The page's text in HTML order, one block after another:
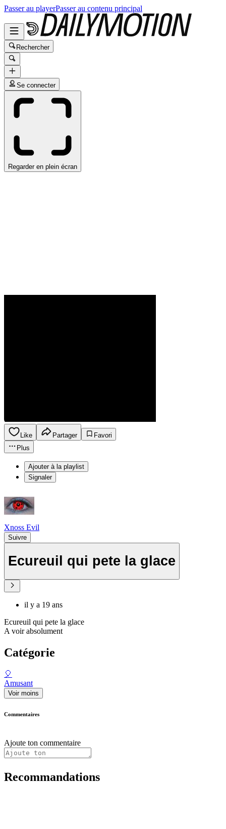
Passer au playerPasser au contenu principal
Rechercher
Se connecter
Regarder en plein écran
Like Partager
Favori
Plus
Ajouter à la playlist
Signaler
Xnoss Evil
Suivre
Ecureuil qui pete la glace
il y a 19 ans
Ecureuil qui pete la glace
A voir absolument
Catégorie
🎈
Amusant
Voir moins
Commentaires
Ajoute ton commentaire
Recommandations